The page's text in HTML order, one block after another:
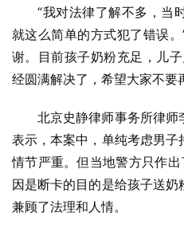
“我对法律了解不多，当
就这么简单的方式犯了错误
谢。目前孩子奶粉充足，儿
经圆满解决了，希望大家不要
北京史静律师事务所律
表示，本案中，单纯考虑男
情节严重。但当地警方只作
因是断卡的目的是给孩子送
兼顾了法理和人情。